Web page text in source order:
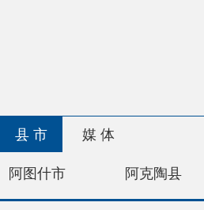
主办：阿克陶县人民
承办：阿克陶县政务
地 址：新疆阿克陶县
新公网安备